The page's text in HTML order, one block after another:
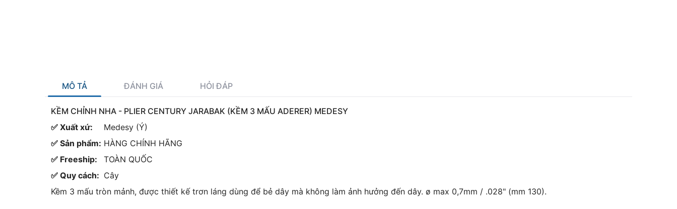
MÔ TẢ ĐÁNH GIÁ HỎI ĐÁP
KỀM CHỈNH NHA - PLIER CENTURY JARABAK (KỀM 3 MẤU ADERER) MEDESY
✅ Xuất xứ:
Medesy (Ý)
✅ Sản phẩm: HÀNG CHÍNH HÃNG
✅ Freeship:
TOÀN QUỐC
✅ Quy cách: Cây
Kềm 3 mấu tròn mảnh, được thiết kế trơn láng dùng để bẻ dây mà không làm ảnh hưởng đến dây. ø max 0,7mm / .028" (mm 130).